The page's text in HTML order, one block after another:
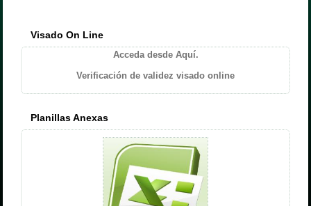
Visado On Line
Acceda desde Aquí.
Verificación de validez visado online
Planillas Anexas